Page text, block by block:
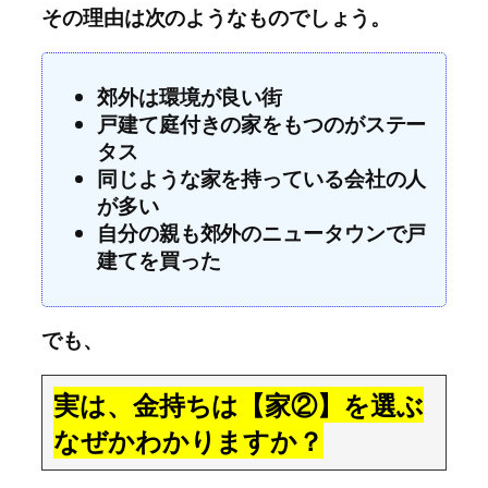
その理由は次のようなものでしょう。
郊外は環境が良い街
戸建て庭付きの家をもつのがステー
タス
同じような家を持っている会社の人
が多い
自分の親も郊外のニュータウンで戸
建てを買った
でも、
実は、金持ちは【家②】を選ぶ
なぜかわかりますか？